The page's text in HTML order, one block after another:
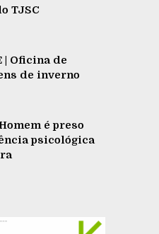
TJSC
| Oficina de
de inverno
é preso
psicológica